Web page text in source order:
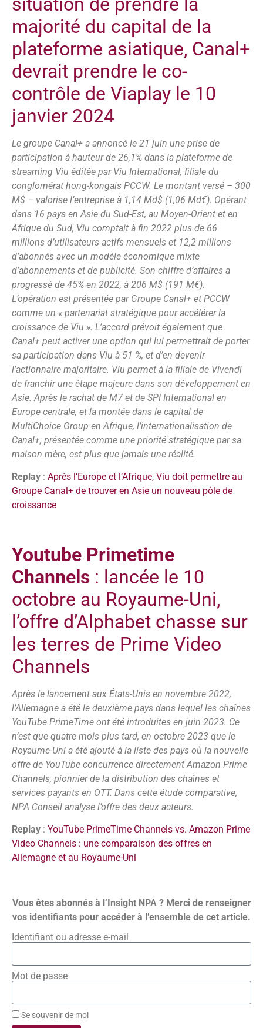
majorité du capital de la
plateforme asiatique, Canal+
devrait prendre le co-
contrôle de Viaplay le 10
janvier 2024
Le groupe Canal+ a annoncé le 21 juin une prise de
participation à hauteur de 26,1% dans la plateforme de
streaming Viu éditée par Viu International, filiale du
conglomérat hong-kongais PCCW. Le montant versé – 300
M$ – valorise l’entreprise à 1,14 Md$ (1,06 Md€). Opérant
dans 16 pays en Asie du Sud-Est, au Moyen-Orient et en
Afrique du Sud, Viu comptait à fin 2022 plus de 66
millions d’utilisateurs actifs mensuels et 12,2 millions
d’abonnés avec un modèle économique mixte
d’abonnements et de publicité. Son chiffre d’affaires a
progressé de 45% en 2022, à 206 M$ (191 M€).
L’opération est présentée par Groupe Canal+ et PCCW
comme un « partenariat stratégique pour accélérer la
croissance de Viu ». L’accord prévoit également que
Canal+ peut activer une option qui lui permettrait de porter
sa participation dans Viu à 51 %, et d’en devenir
l’actionnaire majoritaire. Viu permet à la filiale de Vivendi
de franchir une étape majeure dans son développement en
Asie. Après le rachat de M7 et de SPI International en
Europe centrale, et la montée dans le capital de
MultiChoice Group en Afrique, l’internationalisation de
Canal+, présentée comme une priorité stratégique par sa
maison mère, est plus que jamais une réalité.
Replay : Après l’Europe et l’Afrique, Viu doit permettre au
Groupe Canal+ de trouver en Asie un nouveau pôle de
croissance
Youtube Primetime
Channels : lancée le 10
octobre au Royaume-Uni,
l’offre d’Alphabet chasse sur
les terres de Prime Video
Channels
Après le lancement aux États-Unis en novembre 2022,
l’Allemagne a été le deuxième pays dans lequel les chaînes
YouTube PrimeTime ont été introduites en juin 2023. Ce
n’est que quatre mois plus tard, en octobre 2023 que le
Royaume-Uni a été ajouté à la liste des pays où la nouvelle
offre de YouTube concurrence directement Amazon Prime
Channels, pionnier de la distribution des chaînes et
services payants en OTT. Dans cette étude comparative,
NPA Conseil analyse l’offre des deux acteurs.
Replay : YouTube PrimeTime Channels vs. Amazon Prime
Video Channels : une comparaison des offres en
Allemagne et au Royaume-Uni
Vous êtes abonnés à l’Insight NPA ? Merci de renseigner
vos identifiants pour accéder à l’ensemble de cet article.
Identifiant ou adresse e-mail
Mot de passe
Se souvenir de moi